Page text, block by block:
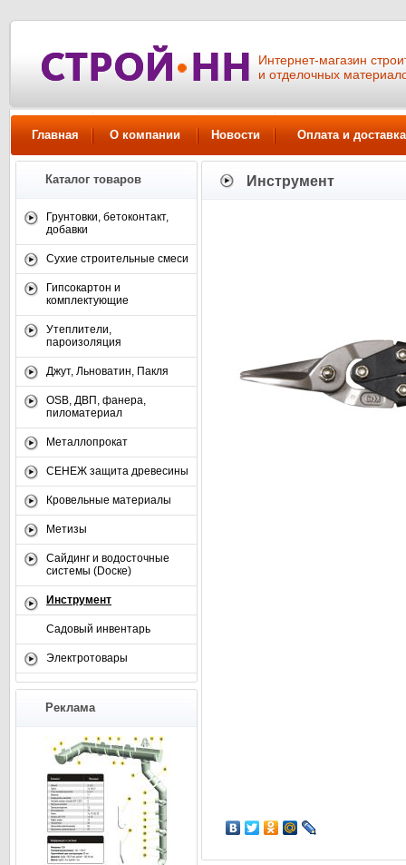
Интернет-магазин
и отделочных
Главная О компании Новости Оплата и доставка
Каталог товаров
Грунтовки, бетоконтакт,
добавки
Сухие строительные смеси
Гипсокартон и
комплектующие
Утеплители,
пароизоляция
Джут, Льноватин, Пакля
OSB, ДВП, фанера,
пиломатериал
Металлопрокат
СЕНЕЖ защита древесины
Кровельные материалы
Метизы
Сайдинг и водосточные
системы (Dоске)
Инструмент
Садовый инвентарь
Электротовары
Реклама
Инструмент